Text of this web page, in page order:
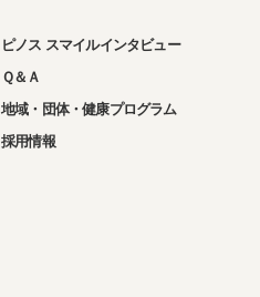
ピノス スマイルインタビュー
Ｑ＆Ａ
地域・団体・健康プログラム
採用情報